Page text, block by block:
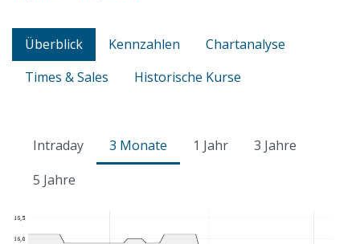
Überblick Kennzahlen
Chartanalyse
Times & Sales
Historische Kurse
Intraday 3 Monate 1 Jahr
3 Jahre
5 Jahre